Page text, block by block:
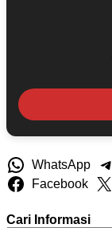
WhatsApp
Facebook
Cari Informasi